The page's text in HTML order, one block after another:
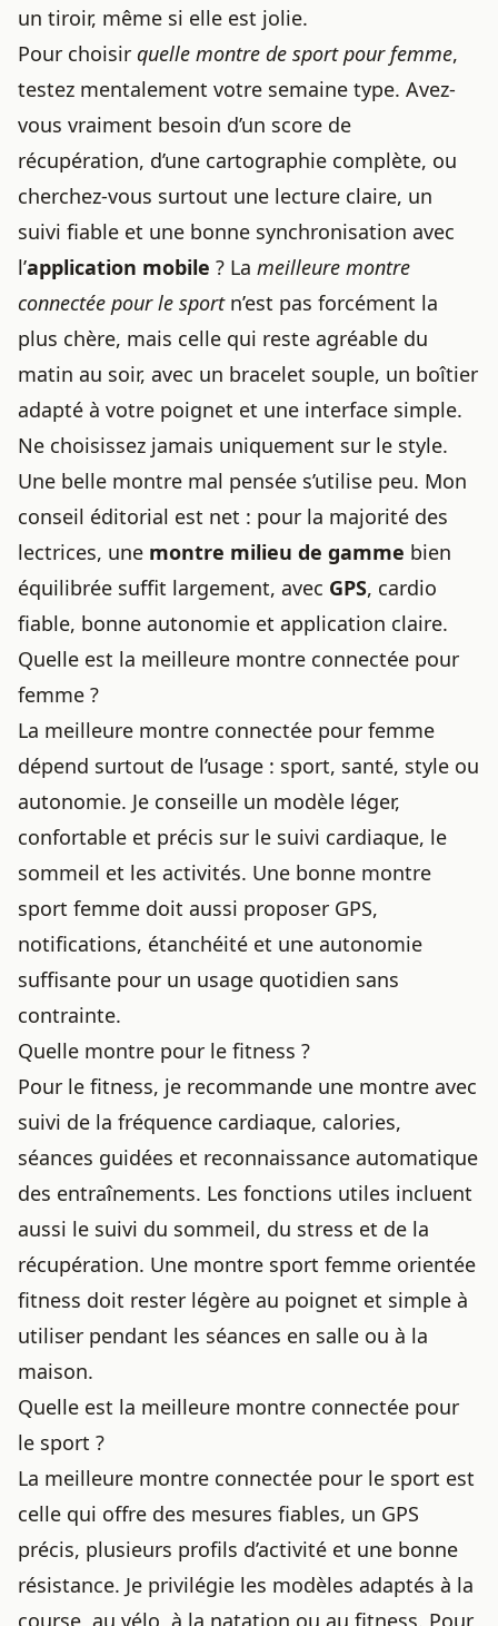
un tiroir, même si elle est jolie.
Pour choisir quelle montre de sport pour femme,
testez mentalement votre semaine type. Avez-
vous vraiment besoin d’un score de
récupération, d’une cartographie complète, ou
cherchez-vous surtout une lecture claire, un
suivi fiable et une bonne synchronisation avec
l’application mobile ? La meilleure montre
connectée pour le sportn’est pas forcément la
plus chère, mais celle qui reste agréable du
matin au soir, avec un bracelet souple, un boîtier
adapté à votre poignet et une interface simple.
Ne choisissez jamais uniquement sur le style.
Une belle montre mal pensée s’utilise peu. Mon
conseil éditorial est net : pour la majorité des
lectrices, une montre milieu de gamme bien
équilibrée suffit largement, avec GPS, cardio
fiable, bonne autonomie et application claire.
Quelle est la meilleure montre connectée pour
femme ?
La meilleure montre connectée pour femme
dépend surtout de l’usage : sport, santé, style ou
autonomie. Je conseille un modèle léger,
confortable et précis sur le suivi cardiaque, le
sommeil et les activités. Une bonne montre
sport femme doit aussi proposer GPS,
notifications, étanchéité et une autonomie
suffisante pour un usage quotidien sans
contrainte.
Quelle montre pour le fitness ?
Pour le fitness, je recommande une montre avec
suivi de la fréquence cardiaque, calories,
séances guidées et reconnaissance automatique
des entraînements. Les fonctions utiles incluent
aussi le suivi du sommeil, du stress et de la
récupération. Une montre sport femme orientée
fitness doit rester légère au poignet et simple à
utiliser pendant les séances en salle ou à la
maison.
Quelle est la meilleure montre connectée pour
le sport ?
La meilleure montre connectée pour le sport est
celle qui offre des mesures fiables, un GPS
précis, plusieurs profils d’activité et une bonne
résistance. Je privilégie les modèles adaptés à la
course, au vélo, à la natation ou au fitness. Pour